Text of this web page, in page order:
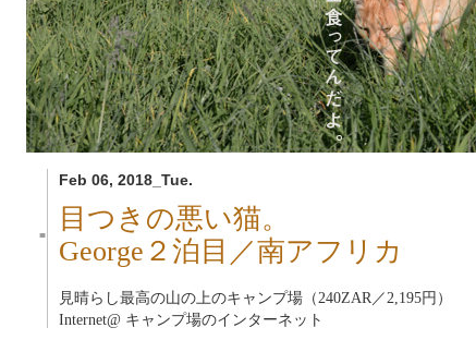
Feb 06, 2018_Tue.
■
目つきの悪い猫。
George２泊目／南アフリカ
見晴らし最高の山の上のキャンプ場（240ZAR／2,195円）
Internet@ キャンプ場のインターネット